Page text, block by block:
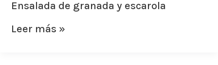
Ensalada de granada y escarola
Leer más »